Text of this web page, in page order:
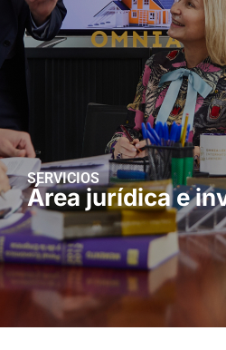
SERVICIOS
Área jurídica e